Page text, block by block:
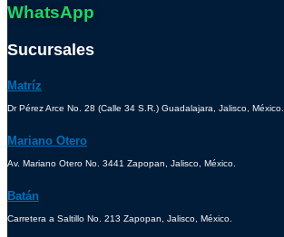
WhatsApp
Sucursales
Matríz
Dr Pérez Arce No. 28 (Calle 34 S.R.) Guadalajara, Jalisco, México.
Mariano Otero
Av. Mariano Otero No. 3441 Zapopan, Jalisco, México.
Batán
Carretera a Saltillo No. 213 Zapopan, Jalisco, México.